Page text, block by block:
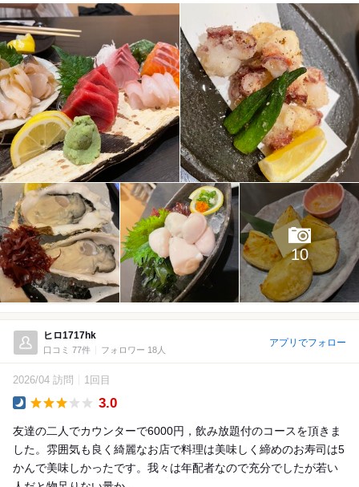
10
ヒロ1717hk
口コミ 77件 フォロワー 18人
アプリでフォロー
2026/04 訪問 1回目
3.0
友達の二人でカウンターで6000円，飲み放題付のコースを頂きま
した。雰囲気も良く綺麗なお店で料理は美味しく締めのお寿司は5
かんで美味しかったです。我々は年配者なので充分でしたが若い